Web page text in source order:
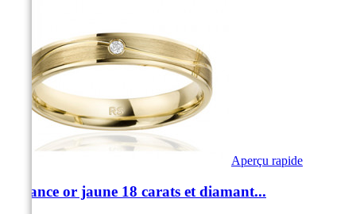
Aperçu rapide
Alliance or jaune 18 carats et diamant...